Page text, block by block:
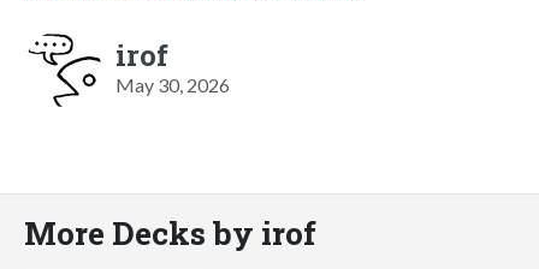
irof
May 30, 2026
More Decks by irof